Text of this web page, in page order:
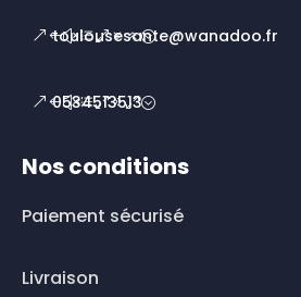
toulousesante@wanadoo.fr
0534513513
Nos conditions
Paiement sécurisé
Livraison